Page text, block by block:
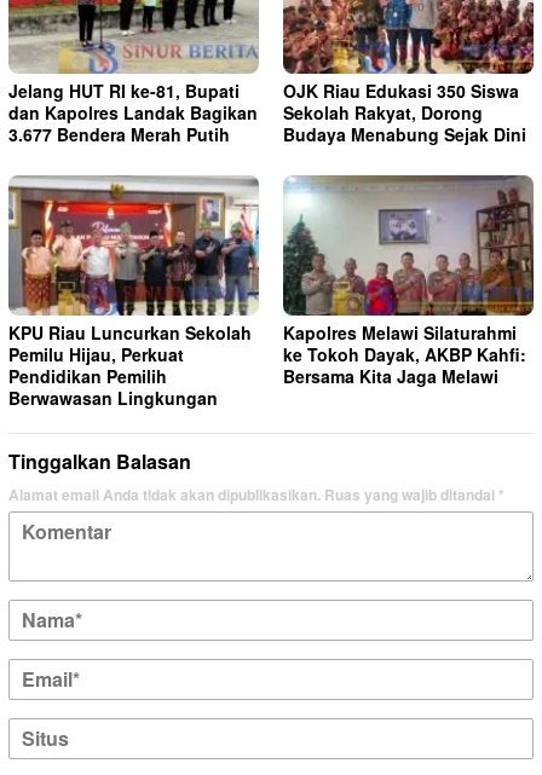
Jelang HUT RI ke-81, Bupati
dan Kapolres Landak Bagikan
3.677 Bendera Merah Putih
OJK Riau Edukasi 350 Siswa
Sekolah Rakyat, Dorong
Budaya Menabung Sejak Dini
KPU Riau Luncurkan Sekolah
Pemilu Hijau, Perkuat
Pendidikan Pemilih
Berwawasan Lingkungan
Kapolres Melawi Silaturahmi
ke Tokoh Dayak, AKBP Kahfi:
Bersama Kita Jaga Melawi
Tinggalkan Balasan
Alamat email Anda tidak akan dipublikasikan. Ruas yang wajib ditandai*